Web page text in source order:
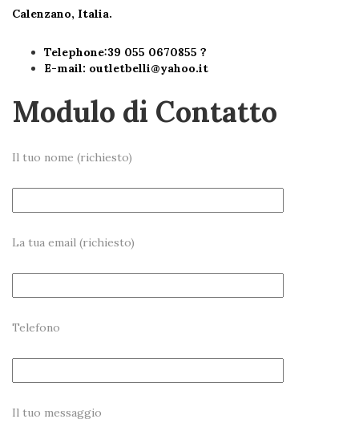
Calenzano, Italia.
Telephone:39 055 0670855 ?
E-mail: outletbelli@yahoo.it
Modulo di Contatto
Il tuo nome (richiesto)
La tua email (richiesto)
Telefono
Il tuo messaggio